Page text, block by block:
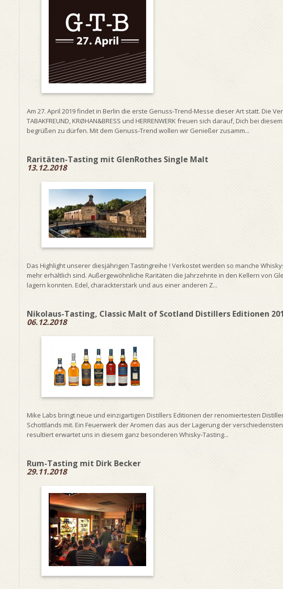
Am 27. April 2019 findet in Berlin die erste Genuss-Trend-Messe dieser Art statt. Die
TABAKFREUND, KRØHAN&BRESS und HERRENWERK freuen sich darauf, Dich bei
begrüßen zu dürfen. Mit dem Genuss-Trend wollen wir Genießer zusamm...
Raritäten-Tasting mit GlenRothes Single Malt
13.12.2018
Das Highlight unserer diesjährigen Tastingreihe ! Verkostet werden so manche
mehr erhältlich sind. Außergewöhnliche Raritäten die Jahrzehnte in den Kellern von
lagern konnten. Edel, charackterstark und aus einer anderen Z...
Nikolaus-Tasting, Classic Malt of Scotland Distillers Editionen
06.12.2018
Mike Labs bringt neue und einzigartigen Distillers Editionen der renomiertesten
Schottlands mit. Ein Feuerwerk der Aromen das aus der Lagerung der
resultiert erwartet uns in diesem ganz besonderen Whisky-Tasting...
Rum-Tasting mit Dirk Becker
29.11.2018